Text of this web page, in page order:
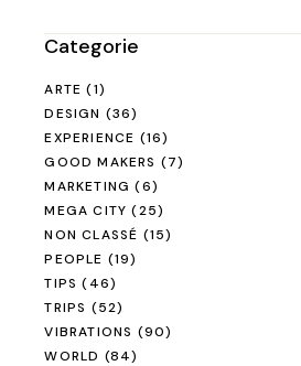
Categorie
ARTE (1)
DESIGN (36)
EXPERIENCE (16)
GOOD MAKERS (7)
MARKETING (6)
MEGA CITY (25)
NON CLASSÉ (15)
PEOPLE (19)
TIPS (46)
TRIPS (52)
VIBRATIONS (90)
WORLD (84)